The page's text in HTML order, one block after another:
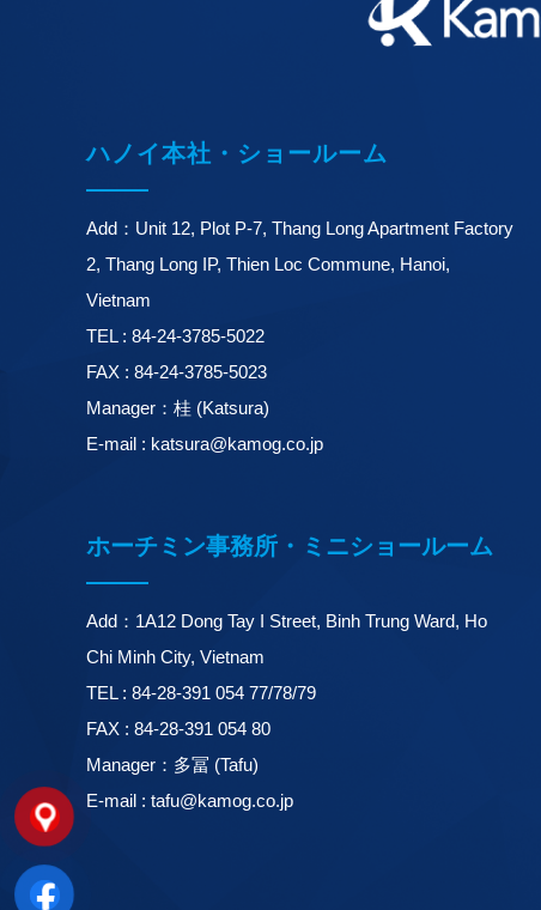
ハノイ本社・ショールーム
Add：Unit 12, Plot P-7, Thang Long Apartment Factory
2, Thang Long IP, Thien Loc Commune, Hanoi,
Vietnam
TEL : 84-24-3785-5022
FAX : 84-24-3785-5023
Manager：桂 (Katsura)
E-mail : katsura@kamog.co.jp
ホーチミン事務所・ミニショールーム
Add：1A12 Dong Tay I Street, Binh Trung Ward, Ho
Chi Minh City, Vietnam
TEL : 84-28-391 054 77/78/79
FAX : 84-28-391 054 80
Manager：多冨 (Tafu)
E-mail : tafu@kamog.co.jp